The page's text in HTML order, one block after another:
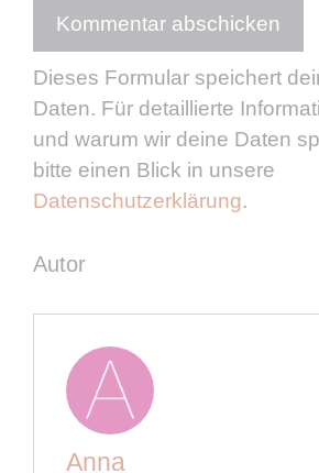
Dieses Formular speichert
Daten. Für detaillierte
und warum wir deine Daten
bitte einen Blick in unsere
Datenschutzerklärung.
Autor
Anna